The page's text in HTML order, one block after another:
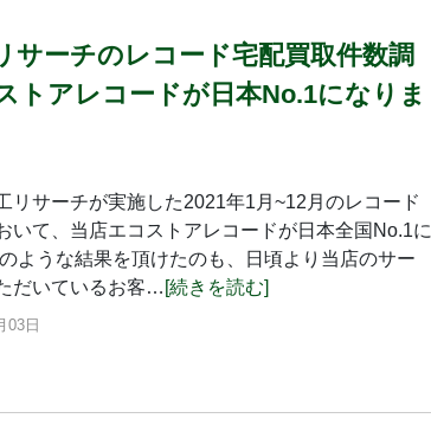
サーチのレコード宅配買取件数調
トアレコードが日本No.1になりま
リサーチが実施した2021年1月~12月のレコード
いて、当店エコストアレコードが日本全国No.1に
ような結果を頂けたのも、日頃より当店のサー
だいているお客… [続きを読む]
03日